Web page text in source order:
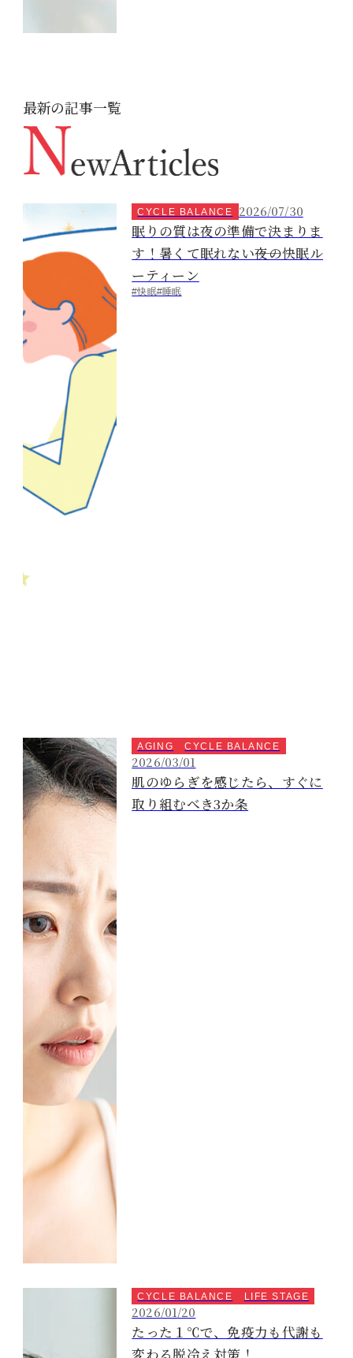
最新の記事一覧
CYCLE BALANCE 2026/07/30
眠りの質は夜の準備で決まりま
す！暑くて眠れない――夜の快眠ル
ーティーン
#快眠#睡眠
AGING CYCLE BALANCE
2026/03/01
肌のゆらぎを感じたら、すぐに
取り組むべき3か条
CYCLE BALANCE LIFE STAGE
2026/01/20
たった１℃で、免疫力も代謝も
変わる脱冷え対策！